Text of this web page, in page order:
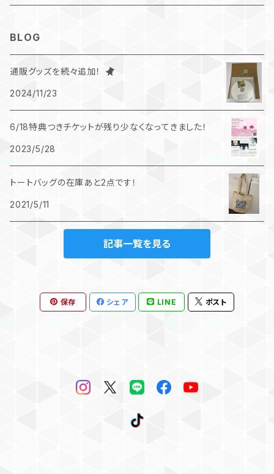
BLOG
通販グッズを続々追加！
2024/11/23
6/18特典つきチケットが残り少なくなってきました！
2023/5/28
トートバッグの在庫あと2点です！
2021/5/11
記事一覧を見る
保存 シェア LINE ポスト